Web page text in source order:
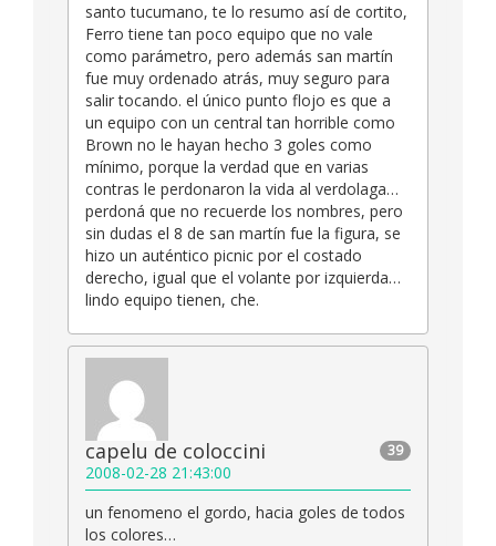
santo tucumano, te lo resumo así de cortito,
Ferro tiene tan poco equipo que no vale
como parámetro, pero además san martín
fue muy ordenado atrás, muy seguro para
salir tocando. el único punto flojo es que a
un equipo con un central tan horrible como
Brown no le hayan hecho 3 goles como
mínimo, porque la verdad que en varias
contras le perdonaron la vida al verdolaga…
perdoná que no recuerde los nombres, pero
sin dudas el 8 de san martín fue la figura, se
hizo un auténtico picnic por el costado
derecho, igual que el volante por izquierda…
lindo equipo tienen, che.
39
capelu de coloccini
2008-02-28 21:43:00
un fenomeno el gordo, hacia goles de todos
los colores…